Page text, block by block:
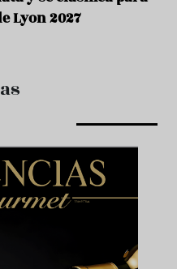
Lyon 2027